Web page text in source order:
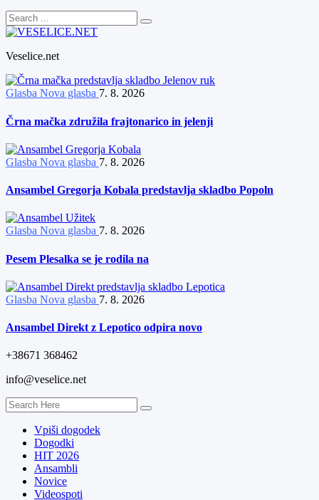
Veselice.net
Glasba Nova glasba 7. 8. 2026
Črna mačka združila frajtonarico in jelenji
Glasba Nova glasba 7. 8. 2026
Ansambel Gregorja Kobala predstavlja skladbo Popoln
Glasba Nova glasba 7. 8. 2026
Pesem Plesalka se je rodila na
Glasba Nova glasba 7. 8. 2026
Ansambel Direkt z Lepotico odpira novo
+38671 368462
info@veselice.net
Vpiši dogodek
Dogodki
HIT 2026
Ansambli
Novice
Videospoti